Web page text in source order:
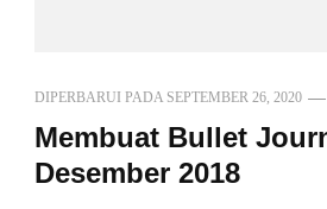
DIPERBARUI PADA SEPTEMBER 26, 2020
Membuat Bullet
Desember 2018